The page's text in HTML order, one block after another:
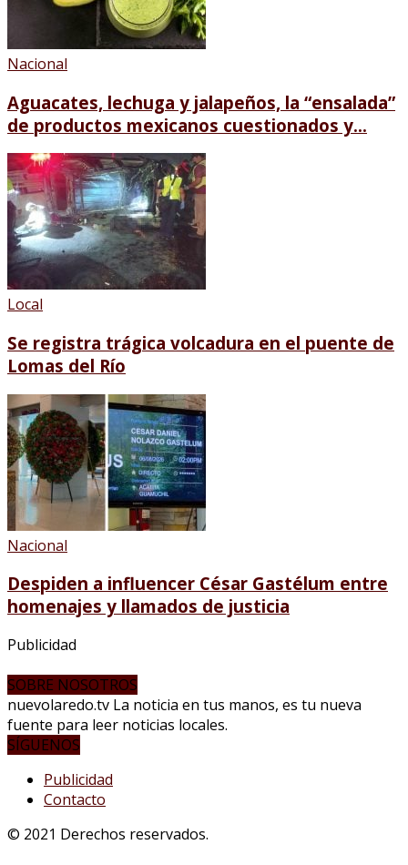
Nacional
Aguacates, lechuga y jalapeños, la “ensalada”
de productos mexicanos cuestionados y...
Local
Se registra trágica volcadura en el puente de
Lomas del Río
Nacional
Despiden a influencer César Gastélum entre
homenajes y llamados de justicia
Publicidad
SOBRE NOSOTROS
nuevolaredo.tv La noticia en tus manos, es tu nueva
fuente para leer noticias locales.
SÍGUENOS
Publicidad
Contacto
© 2021 Derechos reservados.